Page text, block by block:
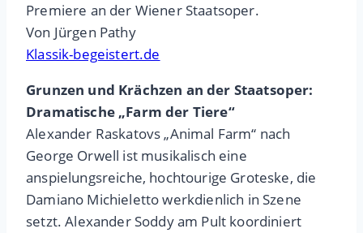
Premiere an der Wiener Staatsoper.
Von Jürgen Pathy
Klassik-begeistert.de
Grunzen und Krächzen an der Staatsoper:
Dramatische „Farm der Tiere“
Alexander Raskatovs „Animal Farm“ nach
George Orwell ist musikalisch eine
anspielungsreiche, hochtourige Groteske, die
Damiano Michieletto werkdienlich in Szene
setzt. Alexander Soddy am Pult koordiniert